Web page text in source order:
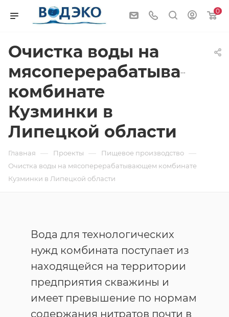
0
Очистка воды на
комбинате
Кузминки в
Липецкой области
Главная — Проекты — Пищевое производство —
Очистка воды на мясоперерабатывающем комбинате
Кузминки в Липецкой области
Вода для технологических
нужд комбината поступает из
находящейся на территории
предприятия скважины и
имеет превышение по нормам
содержания нитратов почти в